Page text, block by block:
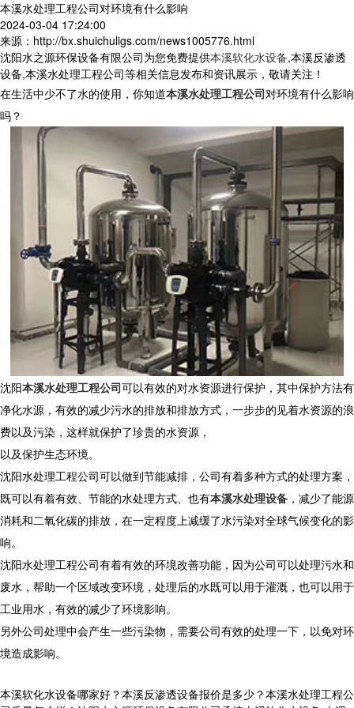
本溪水处理工程公司对环境有什么影响
2024-03-04 17:24:00
来源：http://bx.shuichuligs.com/news1005776.html
沈阳水之源环保设备有限公司为您免费提供本溪软化水设备,本溪反渗透
设备,本溪水处理工程公司等相关信息发布和资讯展示，敬请关注！
在生活中少不了水的使用，你知道本溪水处理工程公司对环境有什么影响
吗？
沈阳本溪水处理工程公司可以有效的对水资源进行保护，其中保护方法有
净化水源，有效的减少污水的排放和排放方式，一步步的见着水资源的浪
费以及污染，这样就保护了珍贵的水资源，
以及保护生态环境。
沈阳水处理工程公司可以做到节能减排，公司有着多种方式的处理方案，
既可以有着有效、节能的水处理方式、也有本溪水处理设备 ，减少了能源
消耗和二氧化碳的排放，在一定程度上减缓了水污染对全球气候变化的影
响。
沈阳水处理工程公司有着有效的环境改善功能，因为公司可以处理污水和
废水，帮助一个区域改变环境，处理后的水既可以用于灌溉，也可以用于
工业用水，有效的减少了环境影响。
另外公司处理中会产生一些污染物，需要公司有效的处理一下，以免对环
境造成影响。
本溪软化水设备哪家好？本溪反渗透设备报价是多少？本溪水处理工程公